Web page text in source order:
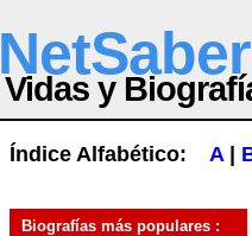
NetSaber
Vidas y
Índice Alfabético: A|
Biografías más populares :